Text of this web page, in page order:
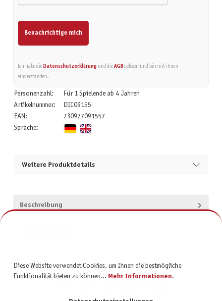
Benachrichtige mich
Ich habe die Datenschutzerklärungund die AGBgelesen und bin mit ihnen
einverstanden.
Personenzahl:
Für 1 Spielende ab 4 Jahren
Artikelnummer:
DIC09155
EAN:
730977091557
Sprache:
Weitere Produktdetails
Beschreibung
Diese Website verwendet Cookies, um Ihnen die bestmögliche
Funktionalität bieten zu können... Mehr Informationen.